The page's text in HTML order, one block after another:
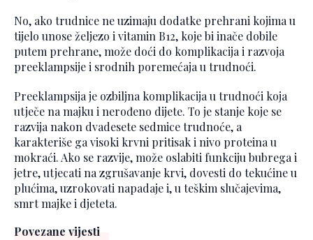
No, ako trudnice ne uzimaju dodatke prehrani kojima u
tijelo unose željezo i vitamin B12, koje bi inače dobile
putem prehrane, može doći do komplikacija i razvoja
preeklampsije i srodnih poremećaja u trudnoći.
Preeklampsija je ozbiljna komplikacija u trudnoći koja
utječe na majku i nerođeno dijete. To je stanje koje se
razvija nakon dvadesete sedmice trudnoće, a
karakteriše ga visoki krvni pritisak i nivo proteina u
mokraći. Ako se razvije, može oslabiti funkciju bubrega i
jetre, utjecati na zgrušavanje krvi, dovesti do tekućine u
plućima, uzrokovati napadaje i, u teškim slučajevima,
smrt majke i djeteta.
Povezane vijesti